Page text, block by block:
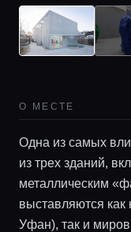
Локации
Гиды
О МЕСТЕ
Одна из самых
из трех зданий,
металлическим
выставляются
Уфан), так и